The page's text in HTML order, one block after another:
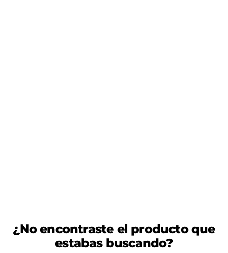
¿No encontraste el producto que
estabas buscando?